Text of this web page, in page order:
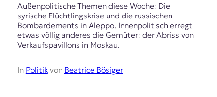
Außenpolitische Themen diese Woche: Die
syrische Flüchtlingskrise und die russischen
Bombardements in Aleppo. Innenpolitisch erregt
etwas völlig anderes die Gemüter: der Abriss von
Verkaufspavillons in Moskau.
In Politikvon Beatrice Bösiger